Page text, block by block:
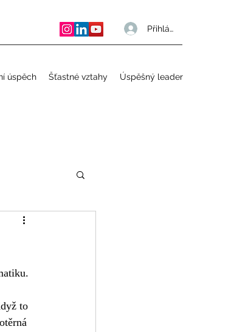
Přihlásit se
úspěch Šťastné vztahy Úspěšný leader
to